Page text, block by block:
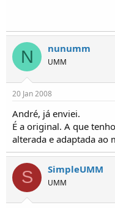
N nunumm
UMM
20 Jan 2008
André, já enviei.
É a original. A que
alterada e adaptada ao
S SimpleUMM
UMM